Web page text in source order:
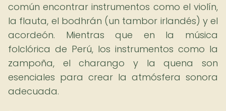
común encontrar instrumentos como el violín,
la flauta, el bodhrán (un tambor irlandés) y el
acordeón. Mientras que en la música
folclórica de Perú, los instrumentos como la
zampoña, el charango y la quena son
esenciales para crear la atmósfera sonora
adecuada.